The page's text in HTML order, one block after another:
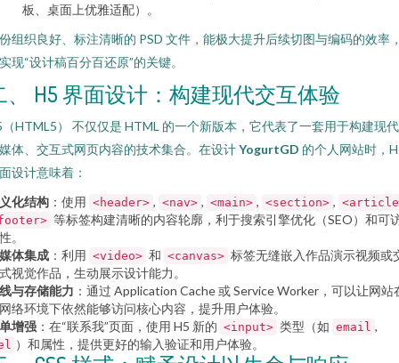
板、桌面上优雅适配）。
组织良好、标注清晰的 PSD 文件，能极大提升后续切图与编码的效率
现“设计稿百分百还原”的关键。
、 H5 界面设计：构建现代交互体验
（HTML5） 不仅仅是 HTML 的一个新版本，它代表了一套用于构建现
体、交互式网页内容的技术集合。在设计YogurtGD 的个人网站时，
设计意味着：
化结构 ：使用 <header> , <nav> , <main> , <section> ,
等标签构建清晰的内容轮廓，利于搜索引擎优化（SEO）和可
。
体集成 ：利用 <video> 和 <canvas> 标签无缝嵌入作品演示视频或
视觉作品，生动展示设计能力。
与存储能力 ：通过 Application Cache 或 Service Worker，可以让网站
络环境下依然能够访问核心内容，提升用户体验。
增强 ：在“联系我”页面，使用 H5 新的 <input> 类型（如 email ,
）和属性，提供更好的输入验证和用户体验。